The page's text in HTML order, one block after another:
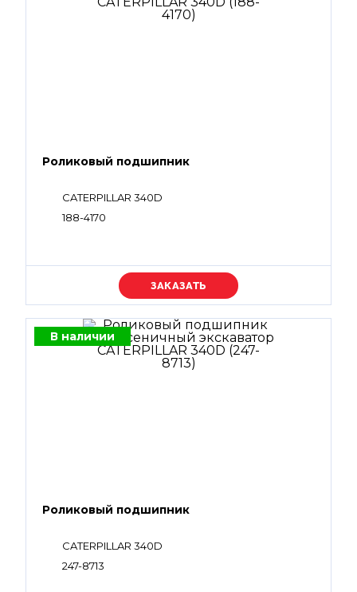
Роликовый подшипник
CATERPILLAR 340D
188-4170
Уточняйте цену
В наличии
Роликовый подшипник
CATERPILLAR 340D
247-8713